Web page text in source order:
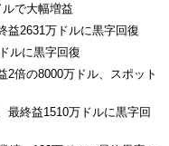
で大幅増益
益2631万ドルに黒字回復
ルに黒字回復
2倍の8000万ドル、スポット
最終益1510万ドルに黒字回